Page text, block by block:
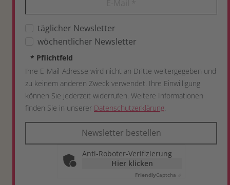
täglicher Newsletter
wöchentlicher Newsletter
* Pflichtfeld
Ihre E-Mail-Adresse wird nicht an Dritte weitergegeben und
zu keinem anderen Zweck verwendet. Ihre Einwilligung
können Sie jederzeit widerrufen. Weitere Informationen
finden Sie in unserer Datenschutzerklärung
Newsletter bestellen
Anti-Roboter-Verifizierung
Hier klicken
FriendlyCaptcha ⇗